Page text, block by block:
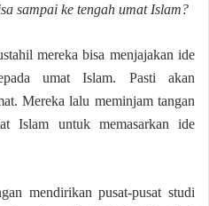
sampai ke tengah umat Islam?
mereka bisa menjajakan ide
umat Islam. Pasti akan
Mereka lalu meminjam tangan
Islam untuk memasarkan ide
mendirikan pusat-pusat studi